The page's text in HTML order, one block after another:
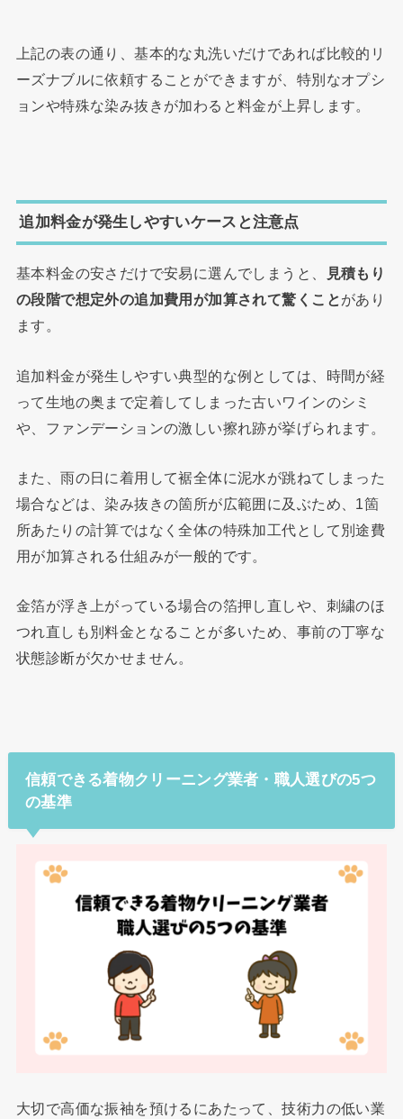
上記の表の通り、基本的な丸洗いだけであれば比較的リ
ーズナブルに依頼することができますが、特別なオプシ
ョンや特殊な染み抜きが加わると料金が上昇します。
追加料金が発生しやすいケースと注意点
基本料金の安さだけで安易に選んでしまうと、
見積もり
の段階で想定外の追加費用が加算されて驚くことがあり
ます。
追加料金が発生しやすい典型的な例としては、時間が経
って生地の奥まで定着してしまった古いワインのシミ
や、ファンデーションの激しい擦れ跡が挙げられます。
また、雨の日に着用して裾全体に泥水が跳ねてしまった
場合などは、染み抜きの箇所が広範囲に及ぶため、1箇
所あたりの計算ではなく全体の特殊加工代として別途費
用が加算される仕組みが一般的です。
金箔が浮き上がっている場合の箔押し直しや、刺繍のほ
つれ直しも別料金となることが多いため、事前の丁寧な
状態診断が欠かせません。
信頼できる着物クリーニング業者・職人選びの5つ
の基準
大切で高価な振袖を預けるにあたって、技術力の低い業